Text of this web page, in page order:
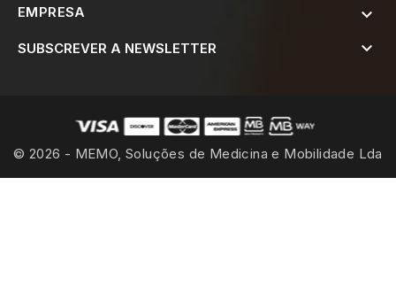
EMPRESA 
SUBSCREVER A NEWSLETTER 
© 2026 - MEMO, Soluções de Medicina e Mobilidade Lda